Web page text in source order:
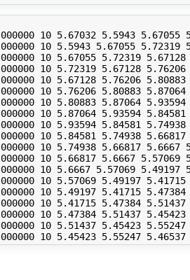
10 5.67032 5.5943 5.67055
10 5.5943 5.67055 5.72319
10 5.67055 5.72319 5.67128
10 5.72319 5.67128 5.76206
10 5.67128 5.76206 5.80883
10 5.76206 5.80883 5.87064
10 5.80883 5.87064 5.93594
10 5.87064 5.93594 5.84581
10 5.93594 5.84581 5.74938
10 5.84581 5.74938 5.66817
10 5.74938 5.66817 5.6667
10 5.66817 5.6667 5.57069
10 5.6667 5.57069 5.49197
10 5.57069 5.49197 5.41715
10 5.49197 5.41715 5.47384
10 5.41715 5.47384 5.51437
10 5.47384 5.51437 5.45423
10 5.51437 5.45423 5.55247